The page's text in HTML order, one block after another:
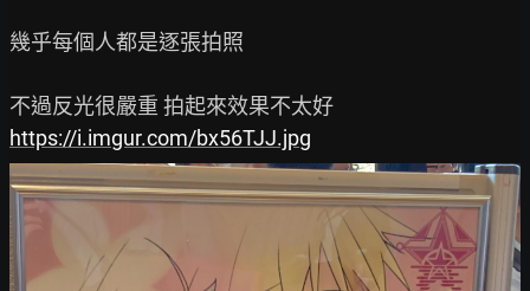
幾乎每個人都是逐張拍照
https://i.imgur.com/bx56TJJ.jpg